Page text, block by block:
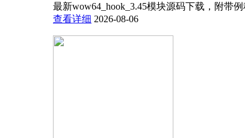
最新wow64_hook_3.45模块源码下载，附带
查看详细 2026-08-06